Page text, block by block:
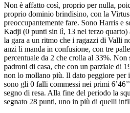
Non è affatto così, proprio per nulla,
proprio dominio brindisino, con la Virtus
preoccupantemente fare. Sono Harris e
Kadji (0 punti sin lì, 13 nel terzo quarto)
la gara a un ritmo che i ragazzi di Valli
anzi li manda in confusione, con tre
percentuale da 2 che crolla al 33%.
padroni di casa, che con un parziale di
non lo mollano più. Il dato peggiore per
sono gli 0 falli commessi nei primi
segno di resa. Alla fine del periodo la
segnato 28 punti, uno in più di quelli